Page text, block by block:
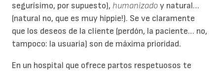
segurísimo, por supuesto), humanizadoy natural…
(natural no, que es muy hippie!). Se ve claramente
que los deseos de la cliente (perdón, la paciente… no,
tampoco: la usuaria) son de máxima prioridad.
En un hospital que ofrece partos respetuosos te